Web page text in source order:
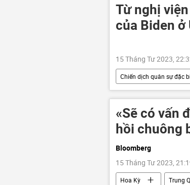
Từ nghị
của Biden ở
15 Tháng Tư 2023,
Chiến dịch quân sự đặc
Hoa Kỳ
Joe
«Sẽ có vấn
hồi chuông
Bloomberg
15 Tháng Tư 2023,
Hoa Kỳ Trung